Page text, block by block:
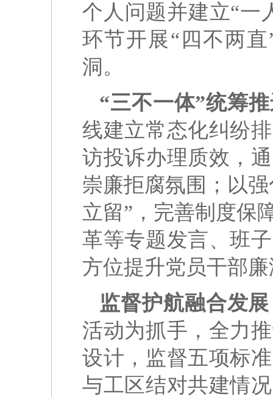
个人问题并建立“一
环节开展“四不两
洞。
“三不一体”统筹
线建立常态化纠纷
访投诉办理质效，
崇廉拒腐氛围；以
立留”，完善制度保
革等专题发言、班
方位提升党员干部
监督护航融合发
活动为抓手，全力
设计，监督五项标
与工区结对共建情